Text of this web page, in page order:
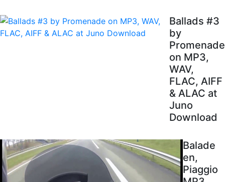
Ballads #3
by
Promenade
on MP3,
WAV,
FLAC, AIFF
& ALAC at
Juno
Download
Balade
en,
Piaggio